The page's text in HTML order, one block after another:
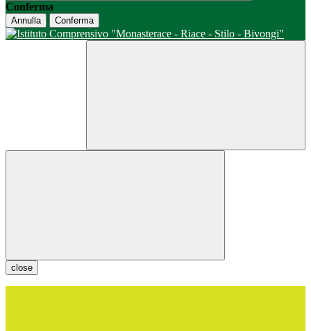
Conferma
Annulla Conferma
close